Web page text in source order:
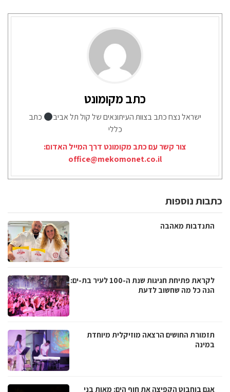
כתב מקומונט
ישראל נצח כתב בצוות העיתונאים של קול תל אביב
כתב
כללי
צור קשר עם כתב מקומונט דרך המייל האדום:
office@mekomonet.co.il
כתבות נוספות
התנדבות מאהבה
לקראת פתיחת חגיגות שנת ה-100 לעיר בת-ים:
הנה כל מה שחשוב לדעת
תזמורת החושים הרצאה מוזיקלית מיוחדת
במינה
אגם בוחבוט הקפיצה את חוף הים: מאות בני